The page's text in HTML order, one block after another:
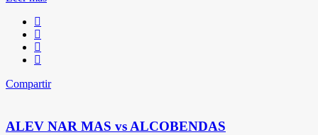
Compartir
ALEV NAR MAS vs ALCOBENDAS